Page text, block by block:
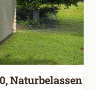
Naturbelassen